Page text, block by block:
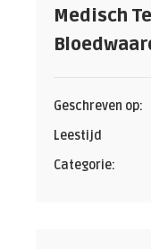
Medisch
Geschreven op:
Leestijd
Categorie: